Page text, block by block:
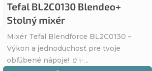
Tefal BL2C0130 Blendeo+
Stolný mixér
Mixér Tefal Blendforce BL2C0130 –
Výkon a jednoduchosť pre tvoje
obľúbené nápoje! 🥤✨...